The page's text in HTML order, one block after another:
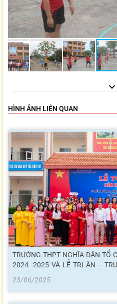
HÌNH ẢNH LIÊN QUAN
TRƯỜNG THPT NGHĨA DÂN TỔ
2024 -2025 VÀ LỄ TRI ÂN –
23/06/2025